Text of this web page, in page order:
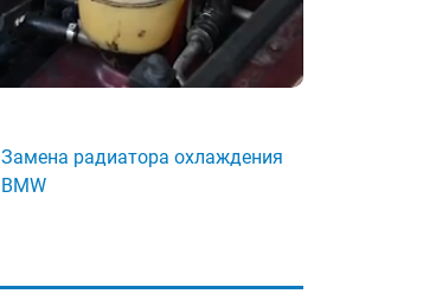
Замена радиатора охлаждения
BMW